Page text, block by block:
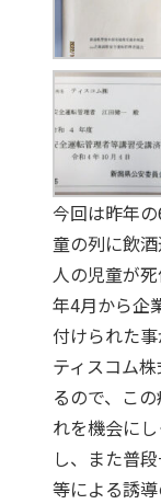
今回は昨年
童の列に飲
人の児童が
年4月から企
付けられた事
ティスコム
るので、こ
れを機会に
し、また普
等による誘